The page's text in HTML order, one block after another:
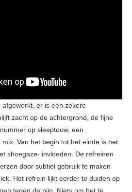
afgewerkt, er is een zekere
zacht op de achtergrond, de fijne
op sleeptouw, een
Van het begin tot het einde is het
shoegaze- invloeden. De refreinen
door subtiel gebruik te maken
Het refrein lijkt eerder te duiden op